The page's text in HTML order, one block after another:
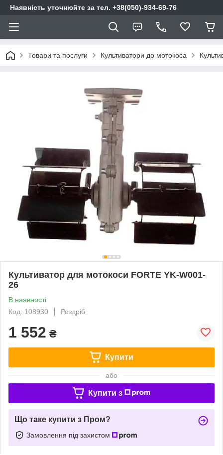
Наявність уточнюйте за тел. +38(050)-934-69-76
Товари та послуги Культиватори до мотокоса
Культиватор для мотокоси FORTE YK-W001-
26
В наявності
Код: 108930
Роздріб
1 552 ₴
Купити
або
Купити з
Що таке купити з Пром?
Замовлення під захистом